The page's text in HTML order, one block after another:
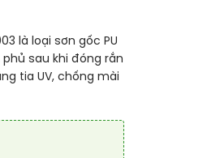
là loại sơn gốc PU
sau khi đóng rắn
tia UV, chống mài